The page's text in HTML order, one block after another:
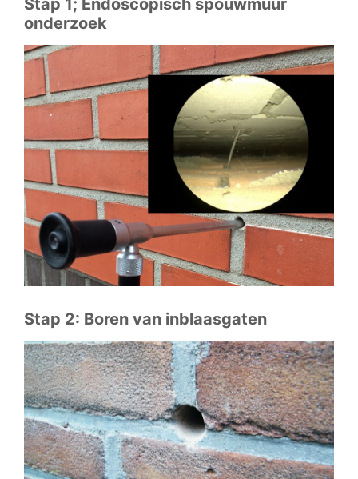
Stap 1; Endoscopisch spouwmuur
onderzoek
Stap 2: Boren van inblaasgaten